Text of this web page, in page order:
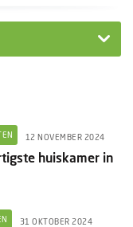
12 NOVEMBER 2024
huiskamer in
31 OKTOBER 2024